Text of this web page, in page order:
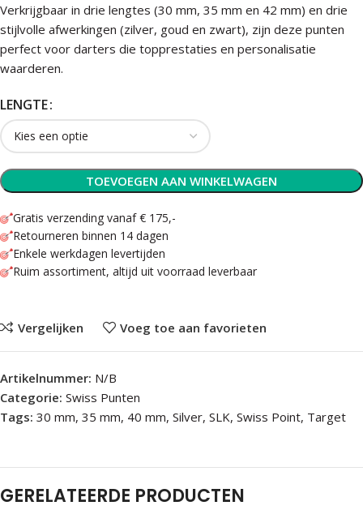
Verkrijgbaar in drie lengtes (30 mm, 35 mm en 42 mm) en drie
stijlvolle afwerkingen (zilver, goud en zwart), zijn deze punten
perfect voor darters die topprestaties en personalisatie
waarderen.
LENGTE
TOEVOEGEN AAN WINKELWAGEN
Gratis verzending vanaf € 175,-
Retourneren binnen 14 dagen
Enkele werkdagen levertijden
Ruim assortiment, altijd uit voorraad leverbaar
Vergelijken Voeg toe aan favorieten
Artikelnummer: N/B
Categorie: Swiss Punten
Tags: 30 mm, 35 mm, 40 mm, Silver, SLK, Swiss Point, Target
GERELATEERDE PRODUCTEN